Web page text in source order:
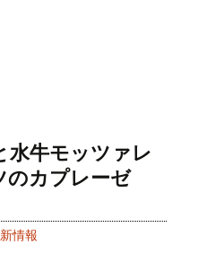
水牛モッツァレ
のカプレーゼ
情報